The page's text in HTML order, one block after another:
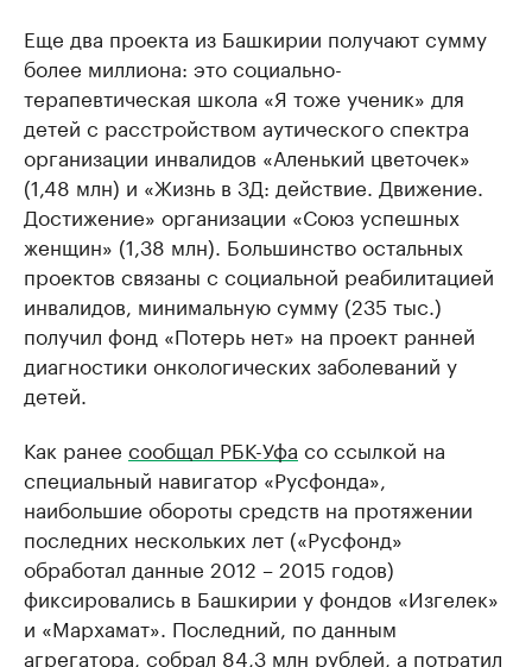
Еще два проекта из Башкирии получают сумму
более миллиона: это социально-
терапевтическая школа «Я тоже ученик» для
детей с расстройством аутического спектра
организации инвалидов «Аленький цветочек»
(1,48 млн) и «Жизнь в 3Д: действие. Движение.
Достижение» организации «Союз успешных
женщин» (1,38 млн). Большинство остальных
проектов связаны с социальной реабилитацией
инвалидов, минимальную сумму (235 тыс.)
получил фонд «Потерь нет» на проект ранней
диагностики онкологических заболеваний у
детей.
Как ранее сообщал РБК-Уфа со ссылкой на
специальный навигатор «Русфонда»,
наибольшие обороты средств на протяжении
последних нескольких лет («Русфонд»
обработал данные 2012 – 2015 годов)
фиксировались в Башкирии у фондов «Изгелек»
и «Мархамат». Последний, по данным
агрегатора, собрал 84,3 млн рублей, а потратил